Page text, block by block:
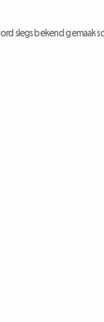
slegs bekend gemaak